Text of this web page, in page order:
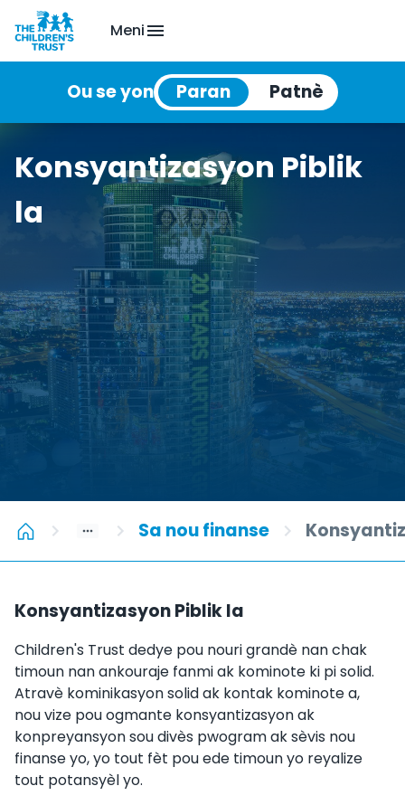
Meni
Ou se yon
Konsyantizasyon Piblik
la
Sa nou finanse
Konsyantizasyon Piblik la
Children's Trust dedye pou nouri grandè nan chak
timoun nan ankouraje fanmi ak kominote ki pi solid.
Atravè kominikasyon solid ak kontak kominote a,
nou vize pou ogmante konsyantizasyon ak
konpreyansyon sou divès pwogram ak sèvis nou
finanse yo, yo tout fèt pou ede timoun yo reyalize
tout potansyèl yo.